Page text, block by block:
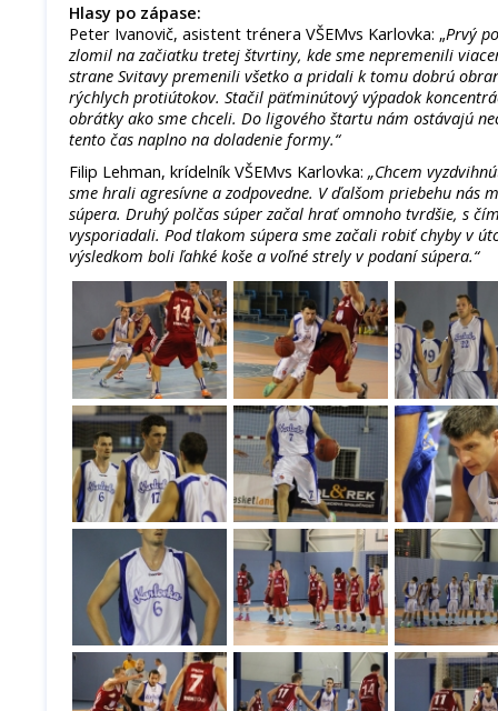
Hlasy po zápase:
Peter Ivanovič, asistent trénera VŠEMvs Karlovka: „Prvý
zlomil na začiatku tretej štvrtiny, kde sme nepremenili
strane Svitavy premenili všetko a pridali k tomu dobrú
rýchlych protiútokov. Stačil päťminútový výpadok
obrátky ako sme chceli. Do ligového štartu nám ostávajú
tento čas naplno na doladenie formy.“
Filip Lehman, krídelník VŠEMvs Karlovka: „Chcem
sme hrali agresívne a zodpovedne. V ďalšom priebehu nás
súpera. Druhý polčas súper začal hrať omnoho tvrdšie, s
vysporiadali. Pod tlakom súpera sme začali robiť chyby v
výsledkom boli ľahké koše a voľné strely v podaní súpera.“